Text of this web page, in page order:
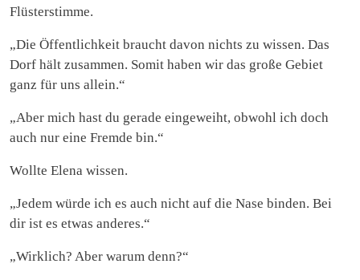
Flüsterstimme.
„Die Öffentlichkeit braucht davon nichts zu wissen. Das
Dorf hält zusammen. Somit haben wir das große Gebiet
ganz für uns allein.“
„Aber mich hast du gerade eingeweiht, obwohl ich doch
auch nur eine Fremde bin.“
Wollte Elena wissen.
„Jedem würde ich es auch nicht auf die Nase binden. Bei
dir ist es etwas anderes.“
„Wirklich? Aber warum denn?“